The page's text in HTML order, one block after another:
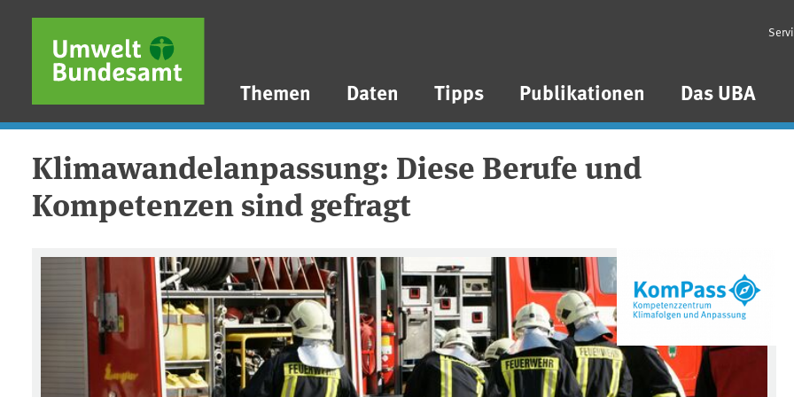
Direkt zum Inhalt
Direkt zum Hauptmenü
Direkt zur Fußzeile
Themen Daten Tipps Publikationen Das UBA
Klimawandelanpassung: Diese Berufe und
Kompetenzen sind gefragt